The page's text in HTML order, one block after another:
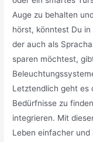
Auge zu behalten
hörst, könntest Du
der auch als
sparen möchtest,
Letztendlich geht es
Bedürfnisse zu
integrieren. Mit
Leben einfacher